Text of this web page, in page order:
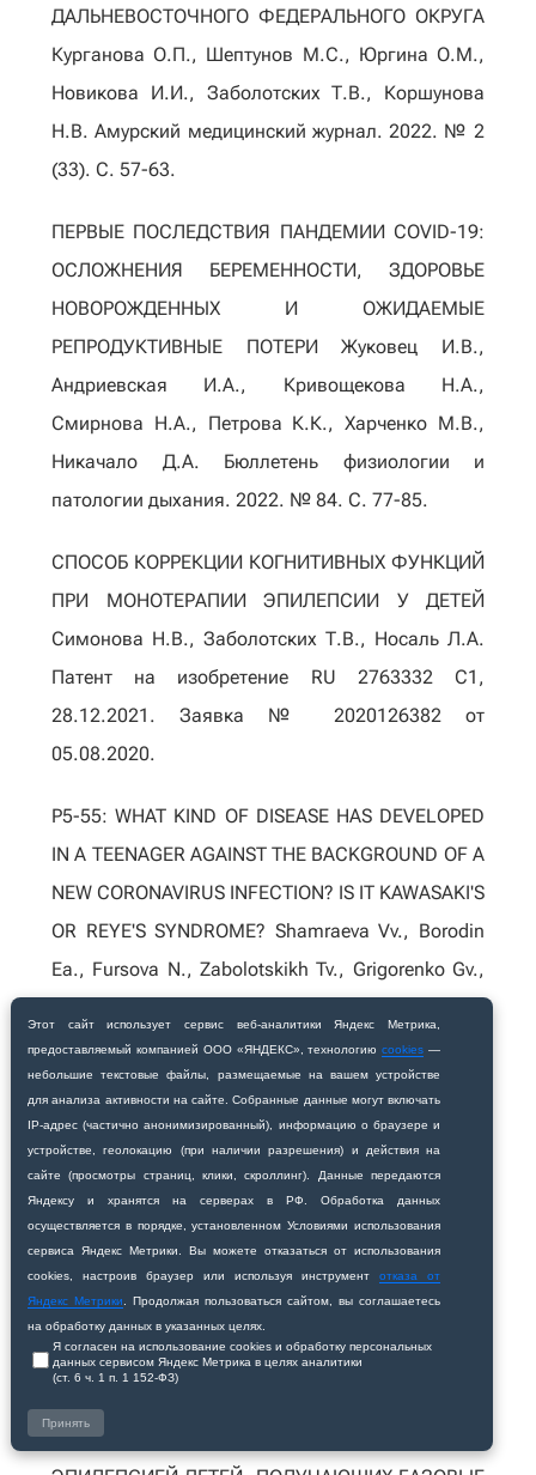
ДАЛЬНЕВОСТОЧНОГО ФЕДЕРАЛЬНОГО ОКРУГА
Курганова О.П., Шептунов М.С., Юргина О.М.,
Новикова И.И., Заболотских Т.В., Коршунова
Н.В. Амурский медицинский журнал. 2022. № 2
(33). С. 57-63.
ПЕРВЫЕ ПОСЛЕДСТВИЯ ПАНДЕМИИ COVID-19:
ОСЛОЖНЕНИЯ БЕРЕМЕННОСТИ, ЗДОРОВЬЕ
НОВОРОЖДЕННЫХ И ОЖИДАЕМЫЕ
РЕПРОДУКТИВНЫЕ ПОТЕРИ Жуковец И.В.,
Андриевская И.А., Кривощекова Н.А.,
Смирнова Н.А., Петрова К.К., Харченко М.В.,
Никачало Д.А. Бюллетень физиологии и
патологии дыхания. 2022. № 84. С. 77-85.
СПОСОБ КОРРЕКЦИИ КОГНИТИВНЫХ ФУНКЦИЙ
ПРИ МОНОТЕРАПИИ ЭПИЛЕПСИИ У ДЕТЕЙ
Симонова Н.В., Заболотских Т.В., Носаль Л.А.
Патент на изобретение RU 2763332 C1,
28.12.2021. Заявка № 2020126382 от
05.08.2020.
P5-55: WHAT KIND OF DISEASE HAS DEVELOPED
IN A TEENAGER AGAINST THE BACKGROUND OF A
NEW CORONAVIRUS INFECTION? IS IT KAWASAKI'S
OR REYE'S SYNDROME? Shamraeva Vv., Borodin
Ea., Fursova N., Zabolotskikh Tv., Grigorenko Gv.,
Respirology. 2021. Т. 26. № S3. С. 178.
INSULIN-RESISTANCE AS AN ACTIVATOR OF
INFLAMMATION IN THE COMORBID COURSE OF
СHRONIC OBSTRUCTIVE PULMONARY DISEASE
AND METABOLIC SYNDROME Tanchenko O.,
Borodin E., Naryshkina S., Zabolotskikh T.,
Sayapina I. Respirology. 2021. Т. 26. № S3. С. 34-
35.
ФЕРМЕНТОВ ПЕЧЕНИ У БОЛЬНЫХ
Этот сайт использует сервис веб‑аналитики Яндекс Метрика,
предоставляемый компанией ООО «ЯНДЕКС», технологиюcookies —
небольшие текстовые файлы, размещаемые на вашем устройстве
для анализа активности на сайте. Собранные данные могут включать
IP‑адрес (частично анонимизированный), информацию о браузере и
устройстве, геолокацию (при наличии разрешения) и действия на
сайте (просмотры страниц, клики, скроллинг). Данные передаются
Яндексу и хранятся на серверах в РФ. Обработка данных
осуществляется в порядке, установленном Условиями использования
сервиса Яндекс Метрики. Вы можете отказаться от использования
cookies, настроив браузер или используя инструментотказа от
Яндекс Метрики . Продолжая пользоваться сайтом, вы соглашаетесь
на обработку данных в указанных целях.
Я согласен на использование cookies и обработку персональных
данных сервисом Яндекс Метрика в целях аналитики
(ст. 6 ч. 1 п. 1 152‑ФЗ)
Принять